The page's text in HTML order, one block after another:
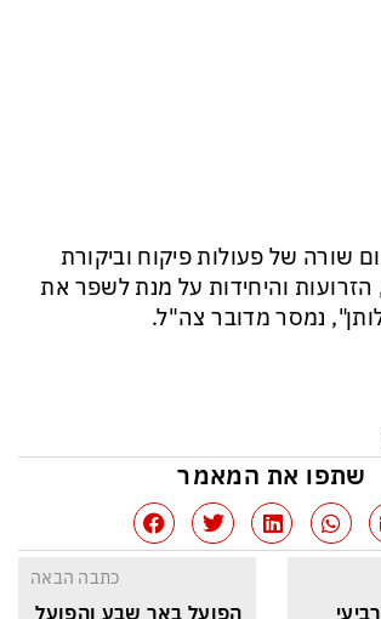
שורה של פעולות פיקוח וביקורת
הזרועות והיחידות על מנת לשפר את
נמסר מדובר צה"ל.
שתפו את המאמר
כתבה הבאה